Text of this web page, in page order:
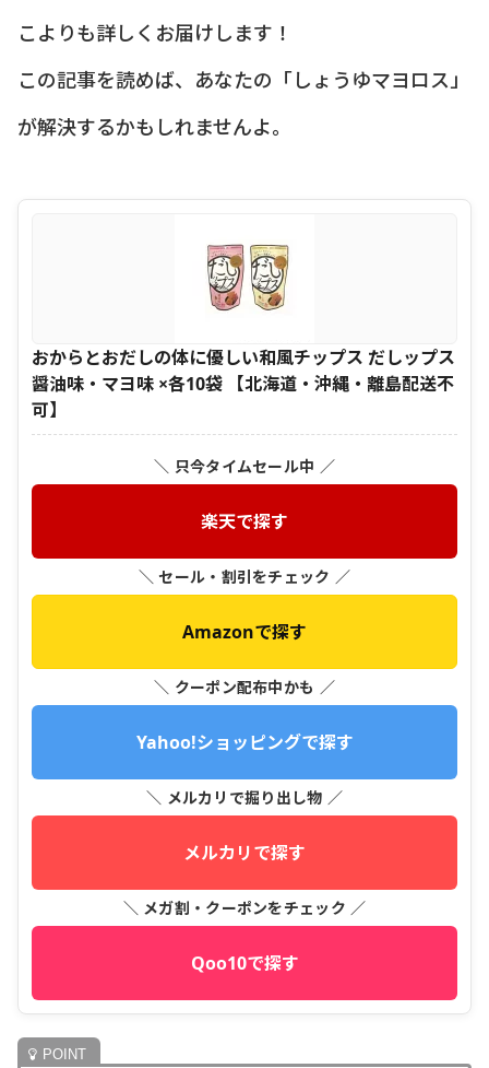
こよりも詳しくお届けします！
この記事を読めば、あなたの「しょうゆマヨロス」
が解決するかもしれませんよ。
おからとおだしの体に優しい和風チップス だしップス
醤油味・マヨ味 ×各10袋 【北海道・沖縄・離島配送不
可】
＼ 只今タイムセール中 ／
楽天で探す
＼ セール・割引をチェック ／
Amazonで探す
＼ クーポン配布中かも ／
Yahoo!ショッピングで探す
＼ メルカリで掘り出し物 ／
メルカリで探す
＼ メガ割・クーポンをチェック ／
Qoo10で探す